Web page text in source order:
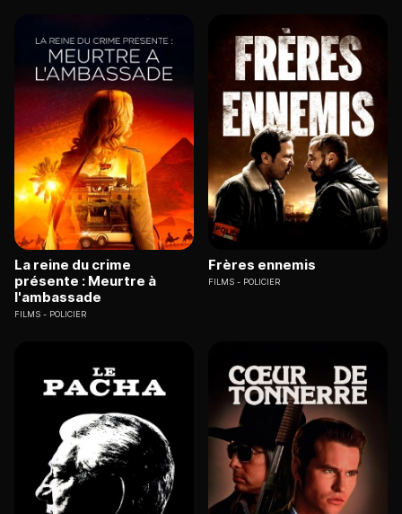
La reine du crime
présente : Meurtre à
l'ambassade
FILMS POLICIER
Frères ennemis
FILMS POLICIER